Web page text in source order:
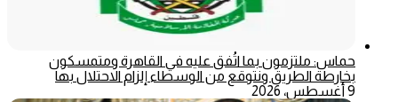
حماس: ملتزمون بما اتُفق عليه في القاهرة ومتمسكون
بخارطة الطريق ونتوقع من الوسطاء إلزام الاحتلال بها
9 أغسطس، 2026